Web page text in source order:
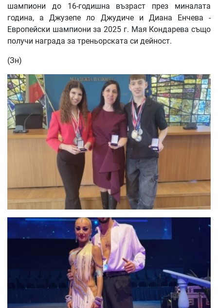
шампиони до 16-годишна възраст през миналата
година, а Джузепе ло Джудиче и Диана Енчева -
Европейски шампиони за 2025 г. Мая Кондарева също
получи награда за треньорската си дейност.
(Зн)